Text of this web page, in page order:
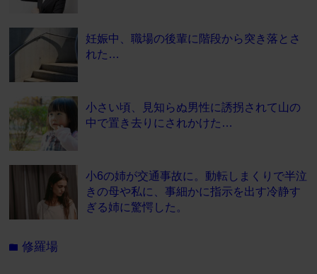
妊娠中、職場の後輩に階段から突き落とさ
れた…
小さい頃、見知らぬ男性に誘拐されて山の
中で置き去りにされかけた…
小6の姉が交通事故に。動転しまくりで半泣
きの母や私に、事細かに指示を出す冷静す
ぎる姉に驚愕した。
folder修羅場